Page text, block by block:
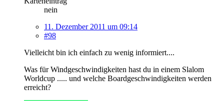
nein
11. Dezember 2011 um 09:14
#98
Vielleicht bin ich einfach zu wenig informiert....
Was für Windgeschwindigkeiten hast du in einem Slalom
Worldcup ..... und welche Boardgeschwindigkeiten werden
erreicht?